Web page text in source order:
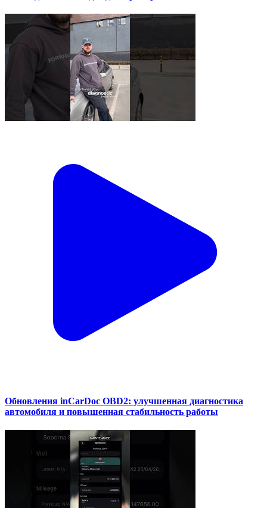
Обновления inCarDoc OBD2: улучшенная диагностика
автомобиля и повышенная стабильность работы